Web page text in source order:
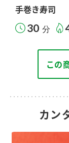
手巻き寿司
30 分
この
カン